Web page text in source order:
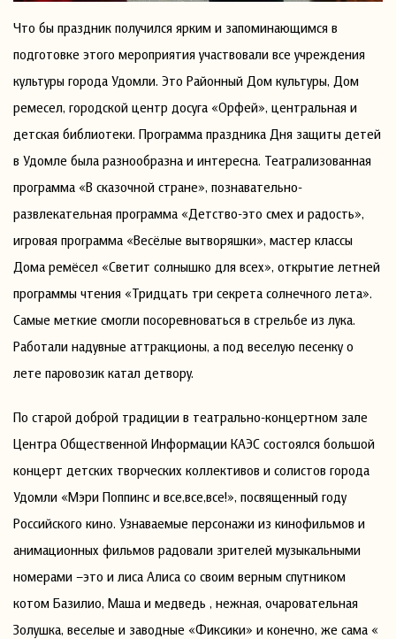
Что бы праздник получился ярким и запоминающимся в
подготовке этого мероприятия участвовали все учреждения
культуры города Удомли. Это Районный Дом культуры, Дом
ремесел, городской центр досуга «Орфей», центральная и
детская библиотеки. Программа праздника Дня защиты детей
в Удомле была разнообразна и интересна. Театрализованная
программа «В сказочной стране», познавательно-
развлекательная программа «Детство-это смех и радость»,
игровая программа «Весёлые вытворяшки», мастер классы
Дома ремёсел «Светит солнышко для всех», открытие летней
программы чтения «Тридцать три секрета солнечного лета».
Самые меткие смогли посоревноваться в стрельбе из лука.
Работали надувные аттракционы, а под веселую песенку о
лете паровозик катал детвору.
По старой доброй традиции в театрально-концертном зале
Центра Общественной Информации КАЭС состоялся большой
концерт детских творческих коллективов и солистов города
Удомли «Мэри Поппинс и все,все,все!», посвященный году
Российского кино. Узнаваемые персонажи из кинофильмов и
анимационных фильмов радовали зрителей музыкальными
номерами –это и лиса Алиса со своим верным спутником
котом Базилио, Маша и медведь , нежная, очаровательная
Золушка, веселые и заводные «Фиксики» и конечно, же сама «